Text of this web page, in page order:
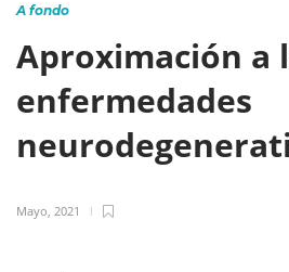
A fondo
Aproximación a
enfermedades
Mayo, 2021